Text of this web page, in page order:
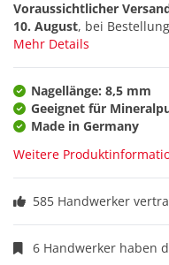
Voraussichtlicher
10. August, bei
Mehr Details
Nagellänge: 8,5 mm
Geeignet für
Made in Germany
Weitere
585 Handwerker
6 Handwerker haben